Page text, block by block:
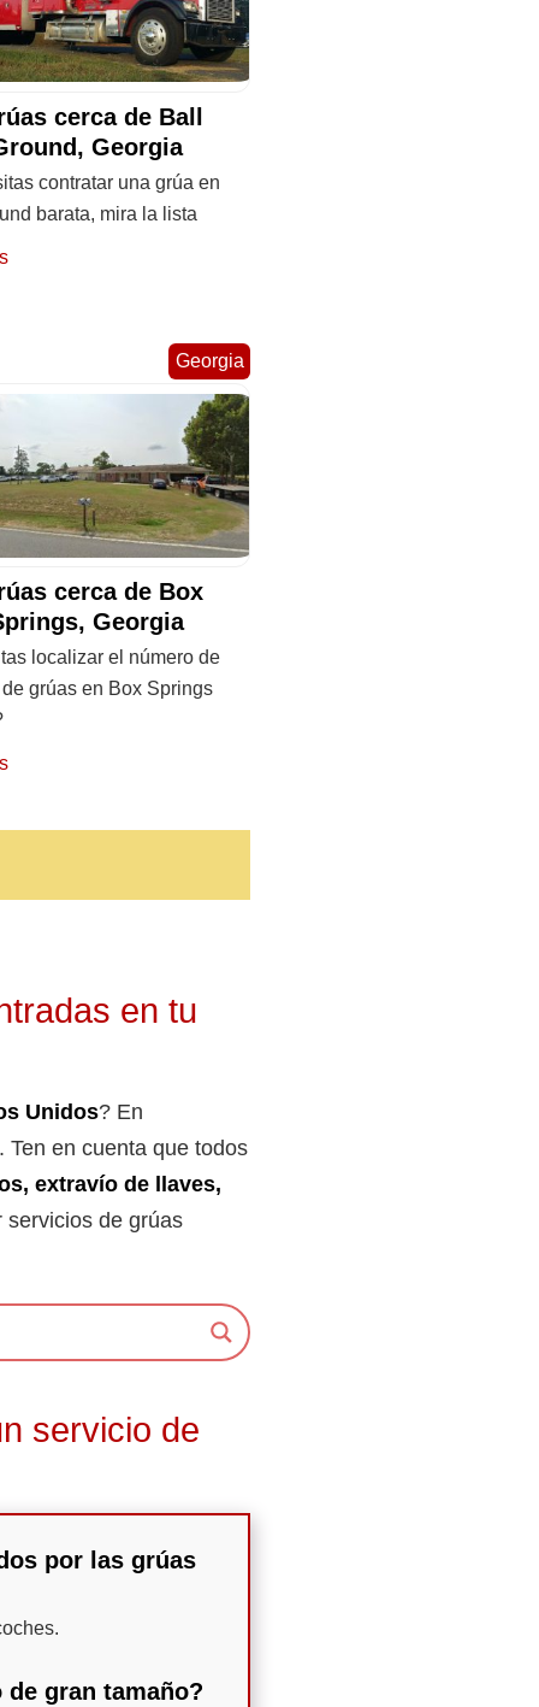
cerca de Ball
Georgia
contratar una grúa en
barata, mira la lista
Georgia
cerca de Box
Georgia
localizar el número de
grúas en Box Springs
en tu
Unidos? En
en cuenta que todos
extravío de llaves,
servicios de grúas
servicio de
por las grúas
gran tamaño?